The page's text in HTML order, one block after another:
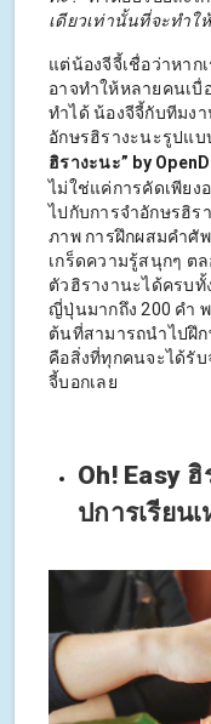
เดียวเท่านั้นที่จะทำใ
แต่น้องจีจี้เชื่อว่าหาก
อาจทำให้หลายคนเบื่
ทำได้ น้องจีจี้กับทีมง
อักษรฮิรางะนะรูปแ
ฮิรางะนะ” by
ไม่ใช่แค่การคัดเพียง
ไปกับการจำอักษรฮิร
ภาพ การฝึกผสมคำศั
เกร็ดความรู้สนุกๆ ต
ตัวฮิรางานะได้ครบ
ญี่ปุ่นมากถึง 200 คำ
ต้นที่สามารถนำไปฝึ
คือสิ่งที่ทุกคนจะได้รั
จี้บอกเลย
Oh! Easy
ปการเรียน